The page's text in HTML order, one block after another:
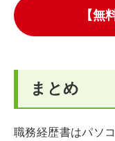
【無
まとめ
職務経歴書はパソ